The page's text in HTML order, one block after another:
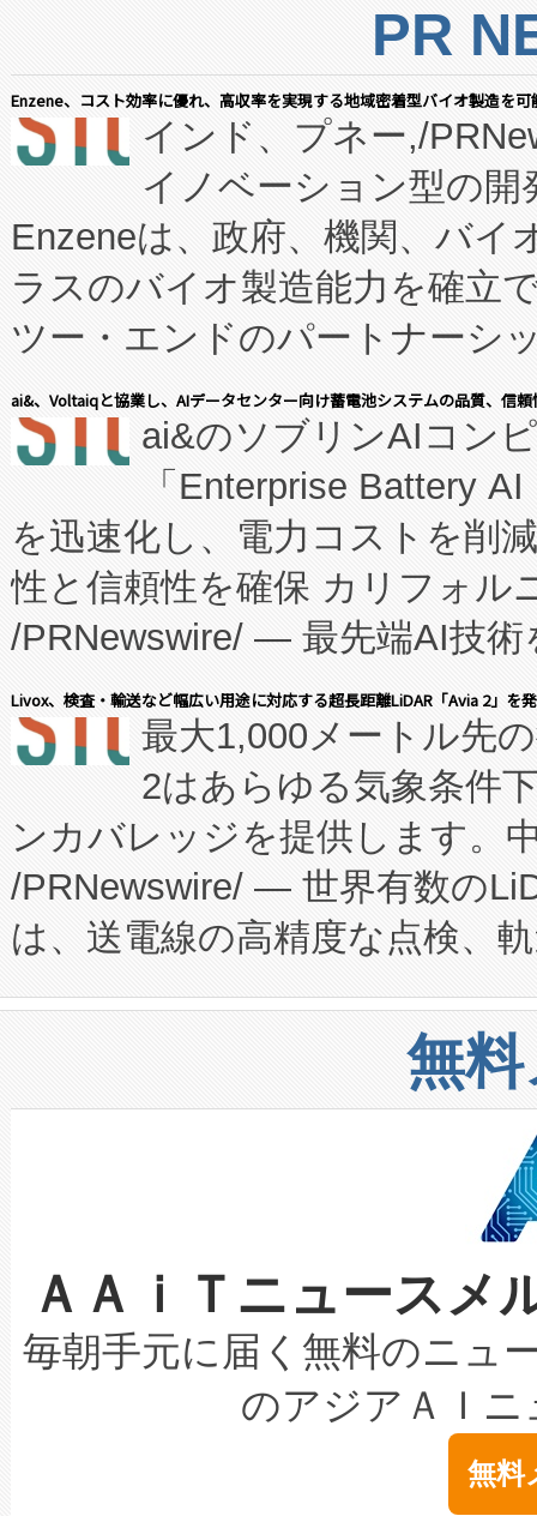
PR
Enzene、コスト効率に優れ、高収率を実現する地域密着型バイオ製造を
インド、プネー,/
イノベーション型の
Enzeneは、政府、機関、バイ
ラスのバイオ製造能力を確立
ツー・エンドのパートナーシ
表しました。 同社の実績ある
manufacturing™ (FCCM™) プ
たNeXは、バイオ医薬品製造
従来のフェッドバッチ施設の
に、患者やサプライチェーン
キー方式で拡張性が高く、持
す。FCCM‑を活用した現地生
患者にとっての費用負担を大
のアクセスを大幅に拡大する
Fully-Connected Continuous
プログラムには、施設設計・
に関する技術移転および知的
構造化トレーニングカリキュ
上げおよび商用化段階におけ
設備整備および立ち上げ調整
加組織は、Enzeneのバイオ
選定された製品について、自
取得できる可能性もあります
設には、3億～4億ドルかか
最高経営責任者（CEO）であ
す。「当社のfully-connected
ームを利用すれば、6,000万
きます。この効率性は、フェ
ai&、Voltaiqと協業し、AIデータセンター向け蓄電池システムの品質、信
ai&のソブリンAIコン
「Enterprise Battery
を迅速化し、電力コストを削
性と信頼性を確保 カリフォル
/PRNewswire/ — 最先端AI技術
会社エーアイ・アンド：本社
President原信平）と、エンタ
ードするVoltaiqは、日本にあ
ーエネルギー貯蔵システム（
た。 Voltaiq独自のAI搭載プラ
定、統合、導入、運用に至る
安全性を追跡し、確保する事
増加しているデータセンター
る電力網に大きな負担をかけ
事業者の負担軽減という課題
系統連系を迅速にし、ピーク
限を超えて利用可能な電力容
持できるよう貢献します。こ
ービスレベル契約（SLA）違
テリー性能の劣化によるダウ
念は、現在データセンターが
ます。 Voltaiq provides a
Livox、検査・輸送など幅広い用途に対応する超長距離LiDAR「Avia 2」を
最大1,000メートル先
2はあらゆる気象条件
ンカバレッジを提供します。
/PRNewswire/ — 世界有数の
は、送電線の高精度な点検、
や穀物倉庫におけるバルク材
リューション「Avia 2」を発
したAvia 2は、1,000メート
狭視野のFOVを切り替えるこ
ケーブル、枝などの細かな対
なレーザースポットにより、
な環境下でも豊かなディテー
キロメートル範囲を検出
LiDAR for Inspections,
は1535 nmレーザーを搭載。
イズの小径化を実現すること
無
ＡＡｉＴニュース
毎朝手元に届く無料のニュ
のアジアＡＩ
無料